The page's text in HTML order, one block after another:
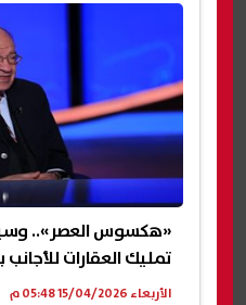
«هكسوس العصر»..
تمليك العقارات
الأربعاء 15/04/2026 05:48 م